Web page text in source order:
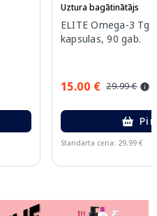
Uztura bagātinātājs
ELITE Omega-3 Tg
kapsulas, 90 gab.
15.00 € 29.99 €
Standarta cena: 29.99 €